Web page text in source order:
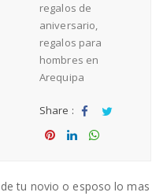
is
h
li
st
regalos de
aniversario
regalos para
hombres en
Arequipa
Share :
Sha Tw
tu novio o esposo lo mas